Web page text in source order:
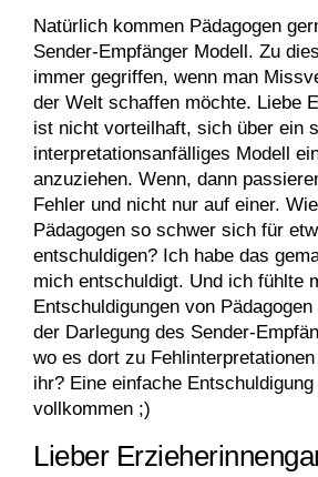
Natürlich kommen Pädagogen
Sender-Empfänger Modell. Zu
immer gegriffen, wenn man
der Welt schaffen möchte. Liebe
ist nicht vorteilhaft, sich über ein
interpretationsanfälliges Modell
anzuziehen. Wenn, dann
Fehler und nicht nur auf einer.
Pädagogen so schwer sich für
entschuldigen? Ich habe das
mich entschuldigt. Und ich fühlte
Entschuldigungen von
der Darlegung des Sender-
wo es dort zu
ihr? Eine einfache
vollkommen ;)
Lieber